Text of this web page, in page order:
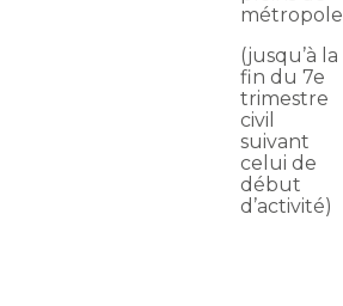
métropole
(jusqu’à la
fin du 7e
trimestre
civil
suivant
celui de
début
d’activité)